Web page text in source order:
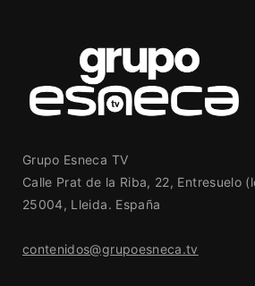
Grupo Esneca TV
Calle Prat de la Riba, 22, Entresuelo
25004, Lleida. España
contenidos@grupoesneca.tv